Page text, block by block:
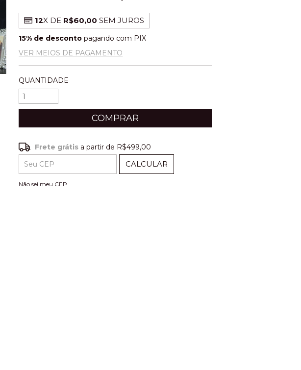
12X DE R$60,00 SEM JUROS
15% de desconto pagando com PIX
VER MEIOS DE PAGAMENTO
QUANTIDADE
Frete grátis R$499,00
Entregas para o CEP:
Frete grátisa partir de R$499,00
CALCULAR
Não sei meu CEP